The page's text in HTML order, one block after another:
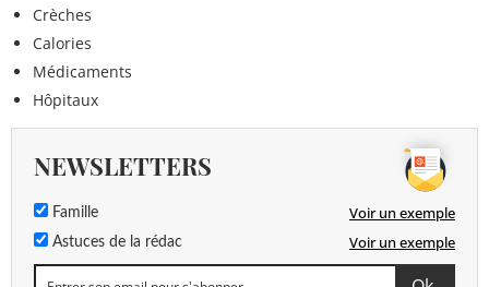
Crèches
Calories
Médicaments
Hôpitaux
NEWSLETTERS
Famille Voir un exemple
Astuces de la rédac Voir un exemple